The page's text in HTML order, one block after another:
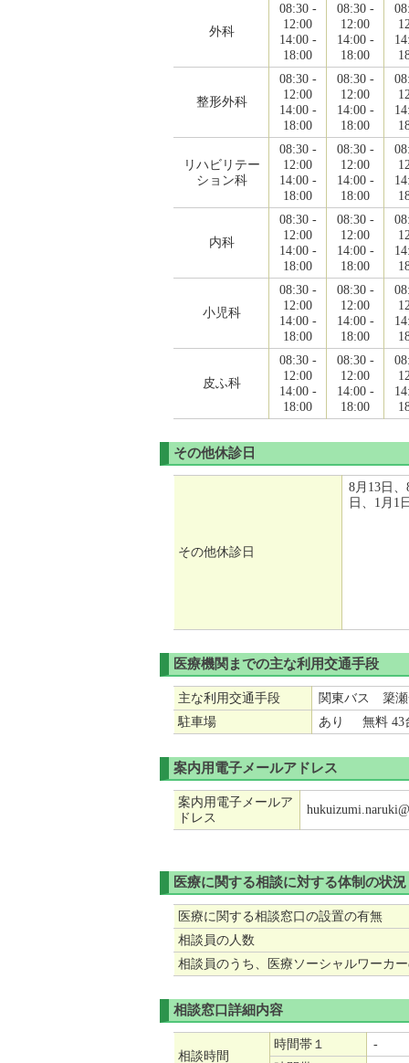
外科
08:30 -
12:00
14:00 -
18:00
08:30 -
12:00
14:00 -
18:00
整形外科
08:30 -
12:00
14:00 -
18:00
08:30 -
12:00
14:00 -
18:00
リハビリテー
ション科
08:30 -
12:00
14:00 -
18:00
08:30 -
12:00
14:00 -
18:00
内科
08:30 -
12:00
14:00 -
18:00
08:30 -
12:00
14:00 -
18:00
小児科
08:30 -
12:00
14:00 -
18:00
08:30 -
12:00
14:00 -
18:00
皮ふ科
08:30 -
12:00
14:00 -
18:00
08:30 -
12:00
14:00 -
18:00
その他休診日
その他休診日
8月13日
日、1月1
医療機関までの主な利用交通手段
主な利用交通手段
関東バス 簗瀬
駐車場
あり 無料 43
案内用電子メールアドレス
案内用電子メールア
ドレス
医療に関する相談に対する体制の状況
医療に関する相談窓口の設置の有無
相談員の人数
相談員のうち、医療ソーシャルワーカ
相談窓口詳細内容
相談時間
時間帯１
-